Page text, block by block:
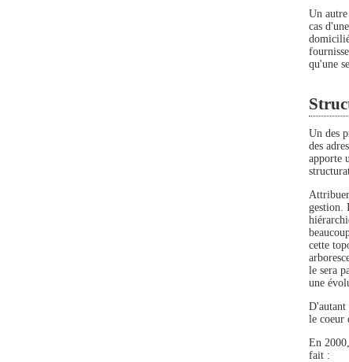
Un
cas
qu'une
Un des
des
apporte
gestion.
cette
le sera
une
D'autant
le coeur
En
fait :